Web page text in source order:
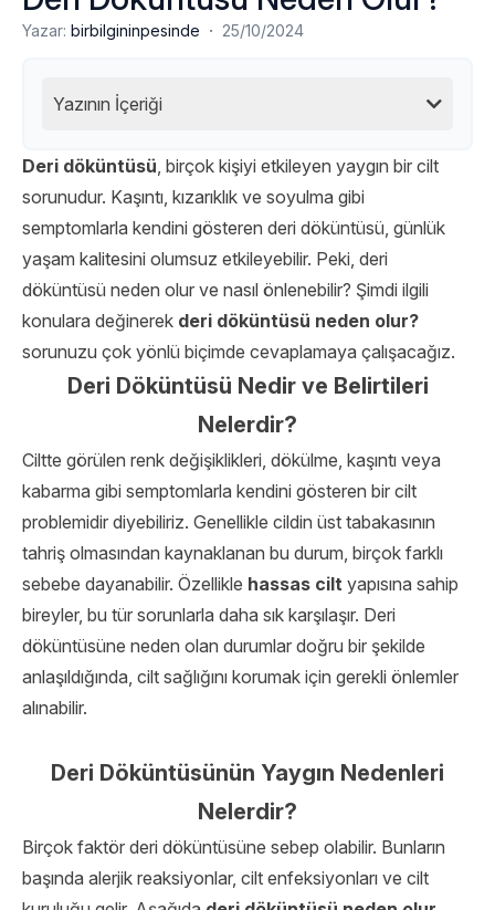
Yazar: birbilgininpesinde · 25/10/2024
Yazının İçeriği
Deri döküntüsü, birçok kişiyi etkileyen yaygın bir cilt
sorunudur. Kaşıntı, kızarıklık ve soyulma gibi
semptomlarla kendini gösteren deri döküntüsü, günlük
yaşam kalitesini olumsuz etkileyebilir. Peki, deri
döküntüsü neden olur ve nasıl önlenebilir? Şimdi ilgili
konulara değinerek deri döküntüsü neden olur?
sorunuzu çok yönlü biçimde cevaplamaya çalışacağız.
Deri Döküntüsü Nedir ve Belirtileri
Nelerdir?
Ciltte görülen renk değişiklikleri, dökülme, kaşıntı veya
kabarma gibi semptomlarla kendini gösteren bir cilt
problemidir diyebiliriz. Genellikle cildin üst tabakasının
tahriş olmasından kaynaklanan bu durum, birçok farklı
sebebe dayanabilir. Özellikle hassas cilt yapısına sahip
bireyler, bu tür sorunlarla daha sık karşılaşır. Deri
döküntüsüne neden olan durumlar doğru bir şekilde
anlaşıldığında, cilt sağlığını korumak için gerekli önlemler
alınabilir.
Deri Döküntüsünün Yaygın Nedenleri
Nelerdir?
Birçok faktör deri döküntüsüne sebep olabilir. Bunların
başında alerjik reaksiyonlar, cilt enfeksiyonları ve cilt